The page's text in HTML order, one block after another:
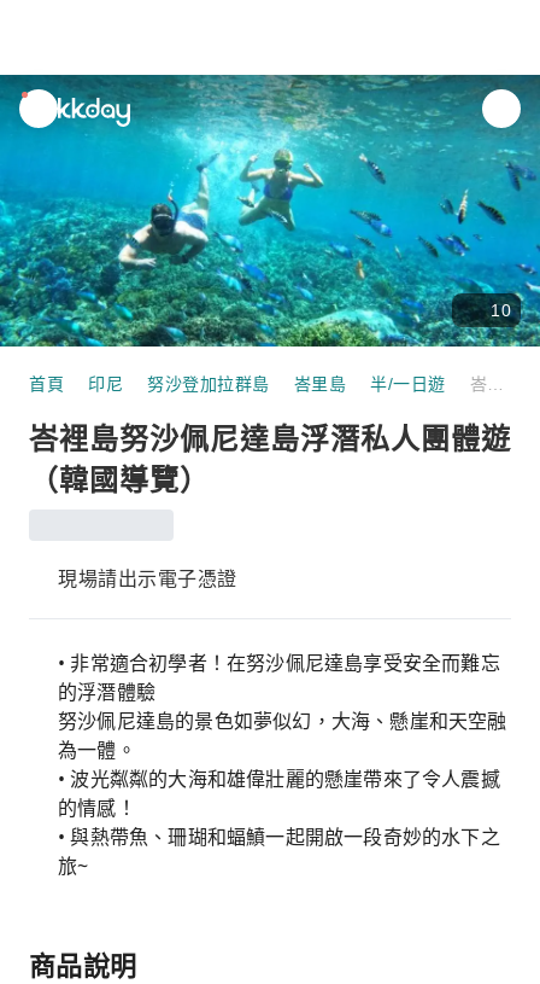
unread
notifications
10
首頁 印尼 努沙登加拉群島 峇里島 半/一日遊
峇裡島努沙佩尼達島浮潛私人團體遊
（韓國導覽）
現場請出示電子憑證
• 非常適合初學者！在努沙佩尼達島享受安全而難忘
的浮潛體驗
努沙佩尼達島的景色如夢似幻，大海、懸崖和天空融
為一體。
• 波光粼粼的大海和雄偉壯麗的懸崖帶來了令人震撼
的情感！
• 與熱帶魚、珊瑚和蝠鱝一起開啟一段奇妙的水下之
旅~
商品說明